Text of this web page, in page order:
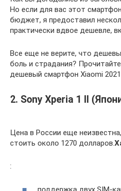
Но если для вас этот
бюджет, я предоставил
практически вдвое дешевле,
Все еще не верите, что
боль и страдания?
дешевый смартфон Xiaomi
2. Sony Xperia 1 II
Цена в России еще
стоить около 1270 долларов.
: